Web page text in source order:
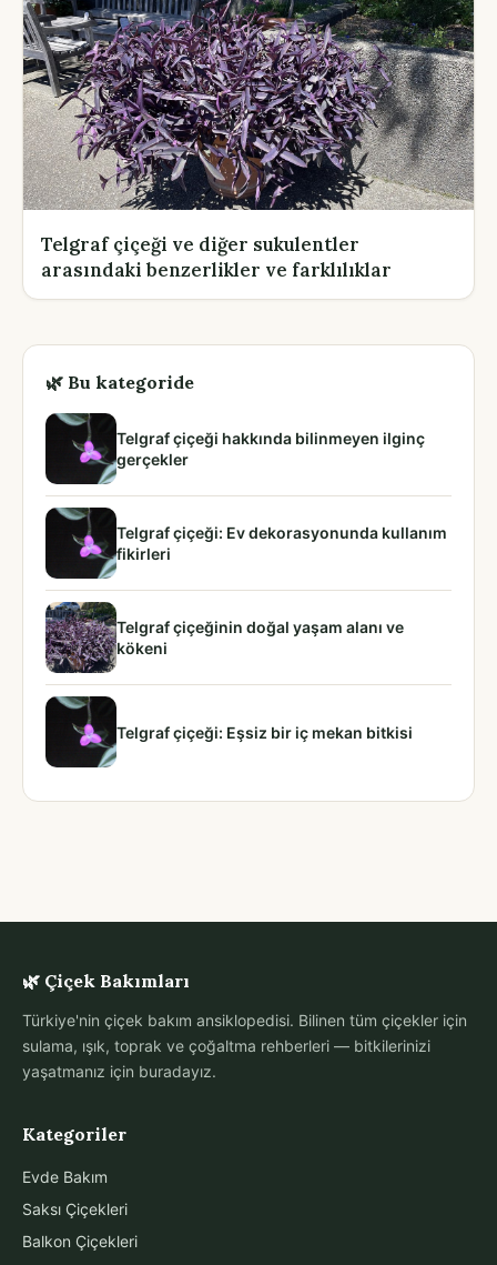
Telgraf çiçeği ve diğer sukulentler
arasındaki benzerlikler ve farklılıklar
🌿 Bu kategoride
Telgraf çiçeği hakkında bilinmeyen ilginç
gerçekler
Telgraf çiçeği: Ev dekorasyonunda kullanım
fikirleri
Telgraf çiçeğinin doğal yaşam alanı ve
kökeni
Telgraf çiçeği: Eşsiz bir iç mekan bitkisi
🌿 Çiçek Bakımları
Türkiye'nin çiçek bakım ansiklopedisi. Bilinen tüm çiçekler için
sulama, ışık, toprak ve çoğaltma rehberleri — bitkilerinizi
yaşatmanız için buradayız.
Kategoriler
Evde Bakım
Saksı Çiçekleri
Balkon Çiçekleri